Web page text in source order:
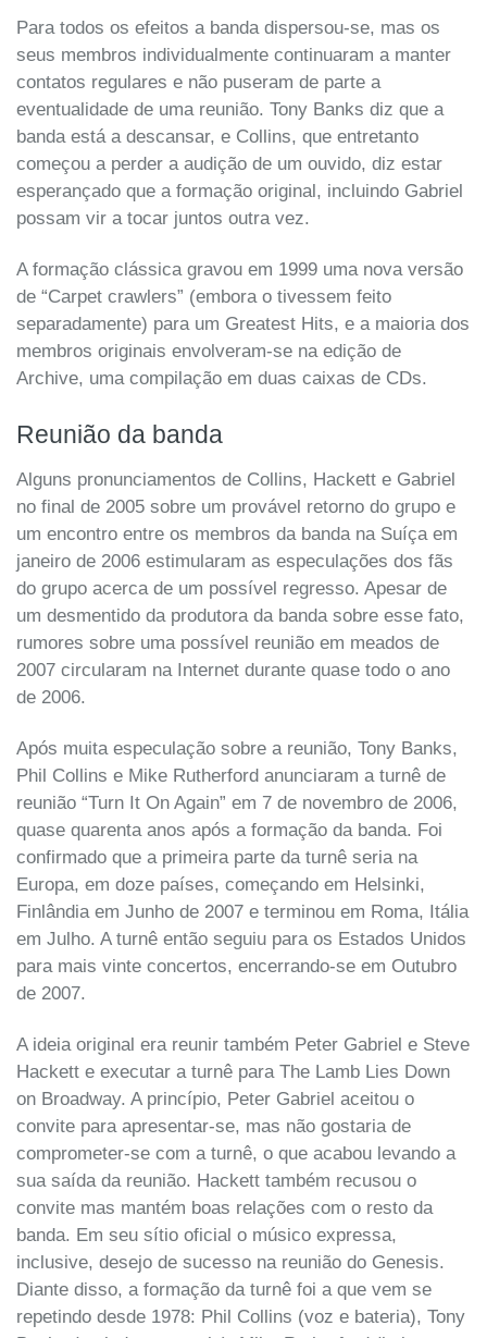
Para todos os efeitos a banda dispersou-se, mas os
seus membros individualmente continuaram a manter
contatos regulares e não puseram de parte a
eventualidade de uma reunião. Tony Banks diz que a
banda está a descansar, e Collins, que entretanto
começou a perder a audição de um ouvido, diz estar
esperançado que a formação original, incluindo Gabriel
possam vir a tocar juntos outra vez.
A formação clássica gravou em 1999 uma nova versão
de “Carpet crawlers” (embora o tivessem feito
separadamente) para um Greatest Hits, e a maioria dos
membros originais envolveram-se na edição de
Archive, uma compilação em duas caixas de CDs.
Reunião da banda
Alguns pronunciamentos de Collins, Hackett e Gabriel
no final de 2005 sobre um provável retorno do grupo e
um encontro entre os membros da banda na Suíça em
janeiro de 2006 estimularam as especulações dos fãs
do grupo acerca de um possível regresso. Apesar de
um desmentido da produtora da banda sobre esse fato,
rumores sobre uma possível reunião em meados de
2007 circularam na Internet durante quase todo o ano
de 2006.
Após muita especulação sobre a reunião, Tony Banks,
Phil Collins e Mike Rutherford anunciaram a turnê de
reunião “Turn It On Again” em 7 de novembro de 2006,
quase quarenta anos após a formação da banda. Foi
confirmado que a primeira parte da turnê seria na
Europa, em doze países, começando em Helsinki,
Finlândia em Junho de 2007 e terminou em Roma, Itália
em Julho. A turnê então seguiu para os Estados Unidos
para mais vinte concertos, encerrando-se em Outubro
de 2007.
A ideia original era reunir também Peter Gabriel e Steve
Hackett e executar a turnê para The Lamb Lies Down
on Broadway. A princípio, Peter Gabriel aceitou o
convite para apresentar-se, mas não gostaria de
comprometer-se com a turnê, o que acabou levando a
sua saída da reunião. Hackett também recusou o
convite mas mantém boas relações com o resto da
banda. Em seu sítio oficial o músico expressa,
inclusive, desejo de sucesso na reunião do Genesis.
Diante disso, a formação da turnê foi a que vem se
repetindo desde 1978: Phil Collins (voz e bateria), Tony